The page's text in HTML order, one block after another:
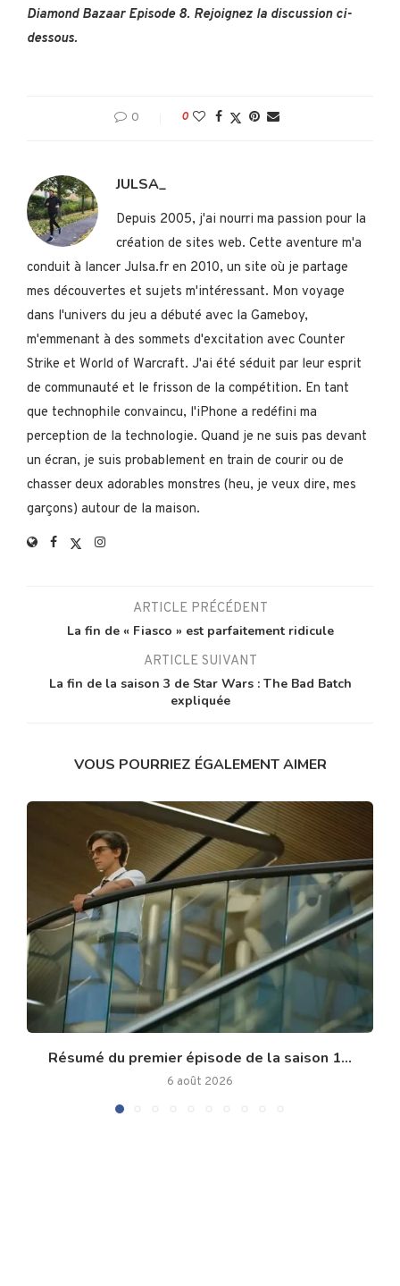
Diamond Bazaar Episode 8. Rejoignez la discussion ci-
dessous.
0 0
JULSA_
Depuis 2005, j'ai nourri ma passion pour la
création de sites web. Cette aventure m'a
conduit à lancer Julsa.fr en 2010, un site où je partage
mes découvertes et sujets m'intéressant. Mon voyage
dans l'univers du jeu a débuté avec la Gameboy,
m'emmenant à des sommets d'excitation avec Counter
Strike et World of Warcraft. J'ai été séduit par leur esprit
de communauté et le frisson de la compétition. En tant
que technophile convaincu, l'iPhone a redéfini ma
perception de la technologie. Quand je ne suis pas devant
un écran, je suis probablement en train de courir ou de
chasser deux adorables monstres (heu, je veux dire, mes
garçons) autour de la maison.
ARTICLE PRÉCÉDENT
La fin de « Fiasco » est parfaitement ridicule
ARTICLE SUIVANT
La fin de la saison 3 de Star Wars : The Bad Batch
expliquée
VOUS POURRIEZ ÉGALEMENT AIMER
Résumé du premier épisode de la saison 1...
6 août 2026